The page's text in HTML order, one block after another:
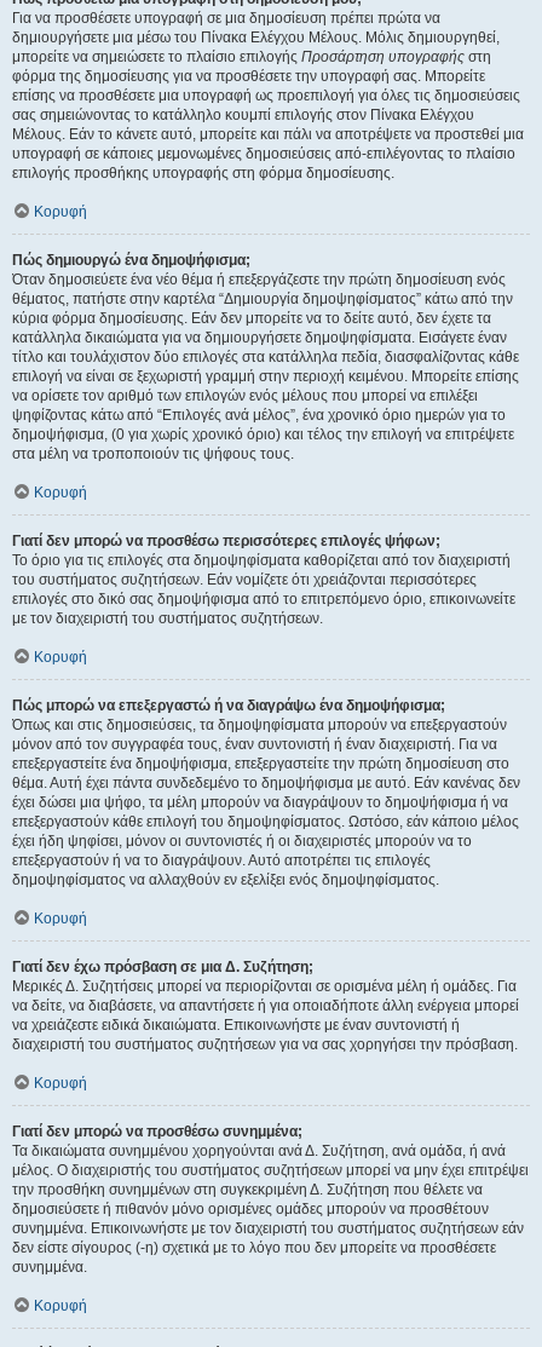
Για να προσθέσετε υπογραφή σε μια δημοσίευση πρέπει πρώτα να
δημιουργήσετε μια μέσω του Πίνακα Ελέγχου Μέλους. Μόλις δημιουργηθεί,
μπορείτε να σημειώσετε το πλαίσιο επιλογής Προσάρτηση υπογραφής στη
φόρμα της δημοσίευσης για να προσθέσετε την υπογραφή σας. Μπορείτε
επίσης να προσθέσετε μια υπογραφή ως προεπιλογή για όλες τις δημοσιεύσεις
σας σημειώνοντας το κατάλληλο κουμπί επιλογής στον Πίνακα Ελέγχου
Μέλους. Εάν το κάνετε αυτό, μπορείτε και πάλι να αποτρέψετε να προστεθεί μια
υπογραφή σε κάποιες μεμονωμένες δημοσιεύσεις από-επιλέγοντας το πλαίσιο
επιλογής προσθήκης υπογραφής στη φόρμα δημοσίευσης.
Κορυφή
Πώς δημιουργώ ένα δημοψήφισμα;
Όταν δημοσιεύετε ένα νέο θέμα ή επεξεργάζεστε την πρώτη δημοσίευση ενός
θέματος, πατήστε στην καρτέλα “Δημιουργία δημοψηφίσματος” κάτω από την
κύρια φόρμα δημοσίευσης. Εάν δεν μπορείτε να το δείτε αυτό, δεν έχετε τα
κατάλληλα δικαιώματα για να δημιουργήσετε δημοψηφίσματα. Εισάγετε έναν
τίτλο και τουλάχιστον δύο επιλογές στα κατάλληλα πεδία, διασφαλίζοντας κάθε
επιλογή να είναι σε ξεχωριστή γραμμή στην περιοχή κειμένου. Μπορείτε επίσης
να ορίσετε τον αριθμό των επιλογών ενός μέλους που μπορεί να επιλέξει
ψηφίζοντας κάτω από “Επιλογές ανά μέλος”, ένα χρονικό όριο ημερών για το
δημοψήφισμα, (0 για χωρίς χρονικό όριο) και τέλος την επιλογή να επιτρέψετε
στα μέλη να τροποποιούν τις ψήφους τους.
Κορυφή
Γιατί δεν μπορώ να προσθέσω περισσότερες επιλογές ψήφων;
Το όριο για τις επιλογές στα δημοψηφίσματα καθορίζεται από τον διαχειριστή
του συστήματος συζητήσεων. Εάν νομίζετε ότι χρειάζονται περισσότερες
επιλογές στο δικό σας δημοψήφισμα από το επιτρεπόμενο όριο, επικοινωνείτε
με τον διαχειριστή του συστήματος συζητήσεων.
Κορυφή
Πώς μπορώ να επεξεργαστώ ή να διαγράψω ένα δημοψήφισμα;
Όπως και στις δημοσιεύσεις, τα δημοψηφίσματα μπορούν να επεξεργαστούν
μόνον από τον συγγραφέα τους, έναν συντονιστή ή έναν διαχειριστή. Για να
επεξεργαστείτε ένα δημοψήφισμα, επεξεργαστείτε την πρώτη δημοσίευση στο
θέμα. Αυτή έχει πάντα συνδεδεμένο το δημοψήφισμα με αυτό. Εάν κανένας δεν
έχει δώσει μια ψήφο, τα μέλη μπορούν να διαγράψουν το δημοψήφισμα ή να
επεξεργαστούν κάθε επιλογή του δημοψηφίσματος. Ωστόσο, εάν κάποιο μέλος
έχει ήδη ψηφίσει, μόνον οι συντονιστές ή οι διαχειριστές μπορούν να το
επεξεργαστούν ή να το διαγράψουν. Αυτό αποτρέπει τις επιλογές
δημοψηφίσματος να αλλαχθούν εν εξελίξει ενός δημοψηφίσματος.
Κορυφή
Γιατί δεν έχω πρόσβαση σε μια Δ. Συζήτηση;
Μερικές Δ. Συζητήσεις μπορεί να περιορίζονται σε ορισμένα μέλη ή ομάδες. Για
να δείτε, να διαβάσετε, να απαντήσετε ή για οποιαδήποτε άλλη ενέργεια μπορεί
να χρειάζεστε ειδικά δικαιώματα. Επικοινωνήστε με έναν συντονιστή ή
διαχειριστή του συστήματος συζητήσεων για να σας χορηγήσει την πρόσβαση.
Κορυφή
Γιατί δεν μπορώ να προσθέσω συνημμένα;
Τα δικαιώματα συνημμένου χορηγούνται ανά Δ. Συζήτηση, ανά ομάδα, ή ανά
μέλος. Ο διαχειριστής του συστήματος συζητήσεων μπορεί να μην έχει επιτρέψει
την προσθήκη συνημμένων στη συγκεκριμένη Δ. Συζήτηση που θέλετε να
δημοσιεύσετε ή πιθανόν μόνο ορισμένες ομάδες μπορούν να προσθέτουν
συνημμένα. Επικοινωνήστε με τον διαχειριστή του συστήματος συζητήσεων εάν
δεν είστε σίγουρος (-η) σχετικά με το λόγο που δεν μπορείτε να προσθέσετε
συνημμένα.
Κορυφή